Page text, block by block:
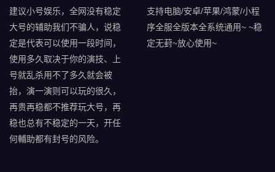
建议小号娱乐，全网没有稳定
大号的辅助我们不骗人，说稳
定是代表可以使用一段时间，
使用多久取决于你的演技、上
号就乱杀用不了多久就会被
抬，演一演则可以玩的很久，
再贵再稳都不推荐玩大号，再
稳也总有不稳定的一天，开任
何輔助都有封号的风险。
支持电脑/安卓/苹果/鸿蒙/小程
序全服全版本全系统通用~ ~稳
定无葑~放心使用~